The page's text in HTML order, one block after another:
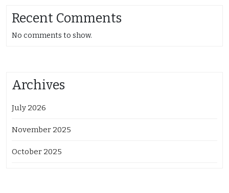
Recent Comments
No comments to show.
Archives
July 2026
November 2025
October 2025